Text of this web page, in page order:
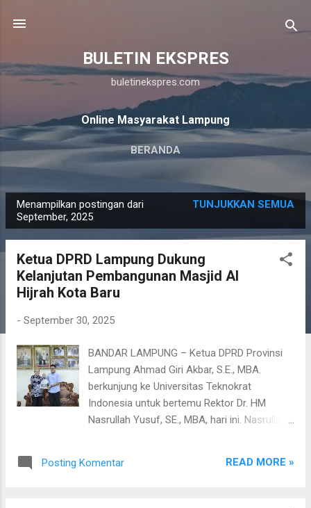
BULETIN EKSPRES
buletinekspres.com
Online Masyarakat Lampung
BERANDA
o
Menampilkan postingan dari
September, 2025
TUNJUKKAN SEMUA
Ketua DPRD Lampung Dukung
Kelanjutan Pembangunan Masjid Al
Hijrah Kota Baru
- September 30, 2025
BANDAR LAMPUNG – Ketua DPRD Provinsi
Lampung Ahmad Giri Akbar, S.E., MBA.
berkunjung ke Universitas Teknokrat
Indonesia untuk bertemu Rektor Dr. HM
Nasrullah Yusuf, SE., MBA, hari ini. Nasrullah
Nasrullah Yusuf menyampaikan progres
Posting Komentar READ MORE »